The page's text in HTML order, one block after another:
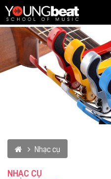
Nhạc cụ
NHẠC CỤ